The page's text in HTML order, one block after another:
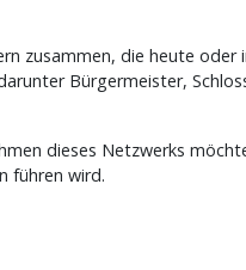
zusammen, die heute oder
Bürgermeister,
dieses Netzwerks
führen wird.